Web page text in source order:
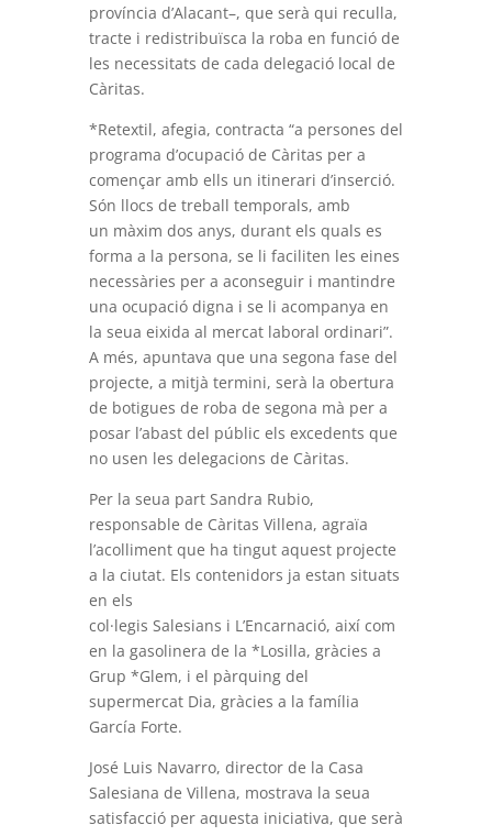
província d’Alacant–, que serà qui reculla,
tracte i redistribuïsca la roba en funció de
les necessitats de cada delegació local de
Càritas.
*Retextil, afegia, contracta “a persones del
programa d’ocupació de Càritas per a
començar amb ells un itinerari d’inserció.
Són llocs de treball temporals, amb
un màxim dos anys, durant els quals es
forma a la persona, se li faciliten les eines
necessàries per a aconseguir i mantindre
una ocupació digna i se li acompanya en
la seua eixida al mercat laboral ordinari”.
A més, apuntava que una segona fase del
projecte, a mitjà termini, serà la obertura
de botigues de roba de segona mà per a
posar l’abast del públic els excedents que
no usen les delegacions de Càritas.
Per la seua part Sandra Rubio,
responsable de Càritas Villena, agraïa
l’acolliment que ha tingut aquest projecte
a la ciutat. Els contenidors ja estan situats
en els
col·legis Salesians i L’Encarnació, així com
en la gasolinera de la *Losilla, gràcies a
Grup *Glem, i el pàrquing del
supermercat Dia, gràcies a la família
García Forte.
José Luis Navarro, director de la Casa
Salesiana de Villena, mostrava la seua
satisfacció per aquesta iniciativa, que serà